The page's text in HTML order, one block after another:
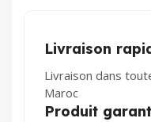
Livraison
Livraison dans
Maroc
Produit